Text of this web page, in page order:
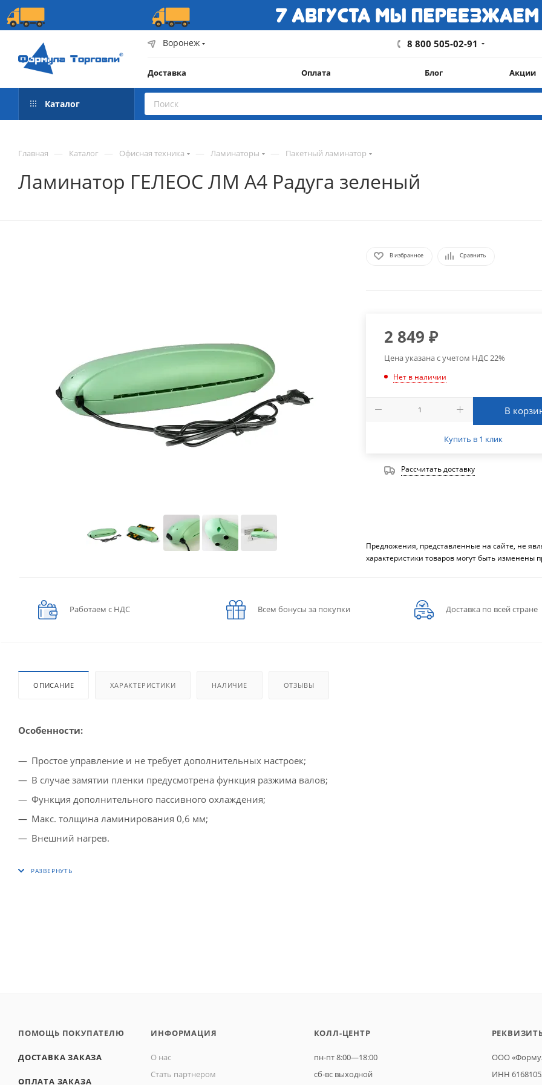
Воронеж 8 800 505-02-91
Доставка Оплата Блог Акции
Каталог
Главная — Каталог — Офисная техника — Ламинаторы — Пакетный ламинатор
Ламинатор ГЕЛЕОС ЛМ A4 Радуга зеленый
В избранное Сравнить
2 849 ₽
Цена указана с учетом НДС 22%
Нет в наличии
В
Купить в 1 клик
Рассчитать доставку
Предложения, представленные на сайте, не
характеристики товаров могут быть изменены
Работаем с НДС Всем бонусы за покупки Доставка по всей стране
ОПИСАНИЕ ХАРАКТЕРИСТИКИ НАЛИЧИЕ ОТЗЫВЫ
Особенности:
Простое управление и не требует дополнительных настроек;
В случае замятии пленки предусмотрена функция разжима валов;
Функция дополнительного пассивного охлаждения;
Макс. толщина ламинирования 0,6 мм;
Внешний нагрев.
ПОМОЩЬ ПОКУПАТЕЛЮ
ДОСТАВКА ЗАКАЗА
ОПЛАТА ЗАКАЗА
ИНФОРМАЦИЯ
О нас
Стать партнером
КОЛЛ-ЦЕНТР
пн-пт 8:00—18:00
сб-вс выходной
ООО
ИНН